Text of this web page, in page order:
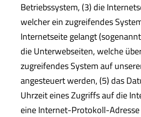
Betriebssystem, (3) die
welcher ein zugreifendes
Internetseite gelangt
die Unterwebseiten, welche
zugreifendes System auf
angesteuert werden, (5) das
Uhrzeit eines Zugriffs auf die
eine Internet-Protokoll-Adresse